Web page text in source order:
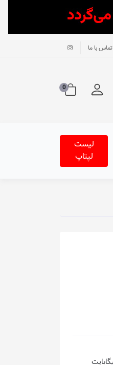
تماس با ما
0
لیست
لپتاپ